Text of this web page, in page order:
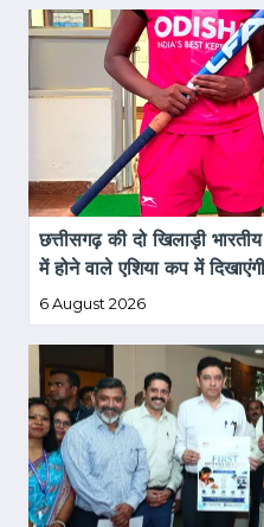
छत्तीसगढ़ की दो खिलाड़ी
में होने वाले एशिया कप में
6 August 2026